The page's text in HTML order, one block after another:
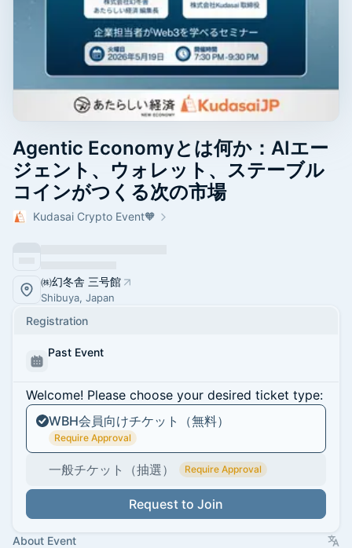
Agentic Economyとは何か：AIエー
ジェント、ウォレット、ステーブル
コインがつくる次の市場
Kudasai Crypto Event🧡
㈱幻冬舎 三号館
Shibuya, Japan
Registration
Past Event
Welcome! Please choose your desired ticket type:
WBH会員向けチケット（無料）
Require Approval
一般チケット（抽選） Require Approval
Request to Join
About Event